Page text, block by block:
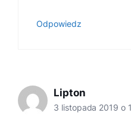
Odpowiedz
Lipton
3 listopada 2019 o